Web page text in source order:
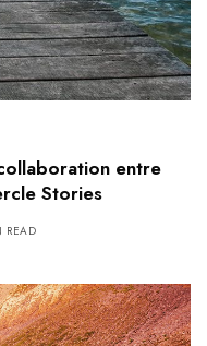
entre
Stories
READ